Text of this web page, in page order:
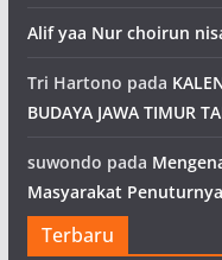
Alif yaa Nur choirun
Tri Hartono pada
BUDAYA JAWA TIMUR
suwondo pada
Masyarakat Penuturnya
Terbaru